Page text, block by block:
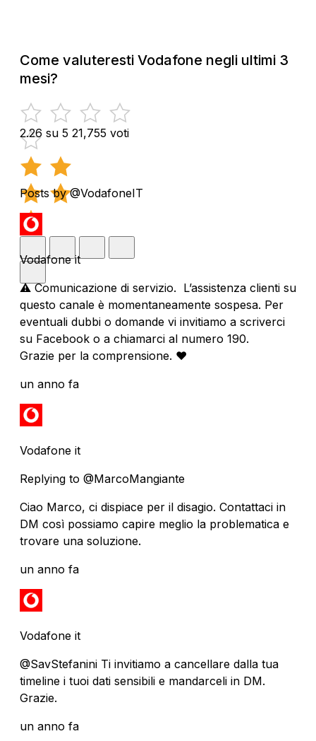
Come valuteresti Vodafone negli ultimi 3
mesi?
2.26 su 5 21,755 voti
Posts by @VodafoneIT
Vodafone it
⚠️ Comunicazione di servizio. L’assistenza clienti su
questo canale è momentaneamente sospesa. Per
eventuali dubbi o domande vi invitiamo a scriverci
su Facebook o a chiamarci al numero 190.
Grazie per la comprensione. ❤️
un anno fa
Vodafone it
Replying to @MarcoMangiante
Ciao Marco, ci dispiace per il disagio. Contattaci in
DM così possiamo capire meglio la problematica e
trovare una soluzione.
un anno fa
Vodafone it
@SavStefanini Ti invitiamo a cancellare dalla tua
timeline i tuoi dati sensibili e mandarceli in DM.
Grazie.
un anno fa